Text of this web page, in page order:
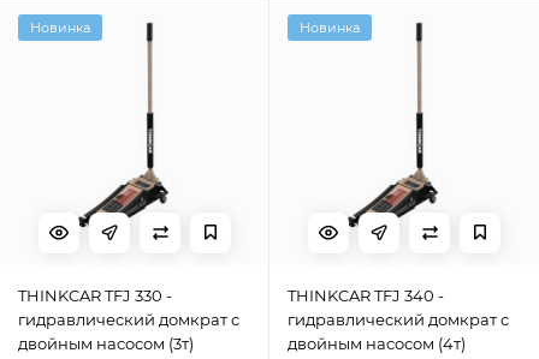
Новинка
THINKCAR TFJ 330 -
гидравлический домкрат с
двойным насосом (3т)
Новинка
THINKCAR TFJ 340 -
гидравлический домкрат с
двойным насосом (4т)